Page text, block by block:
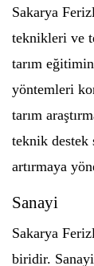
Sakarya
teknikleri ve
tarım
yöntemleri
tarım
teknik
artırmaya
Sanayi
Sakarya
biridir.